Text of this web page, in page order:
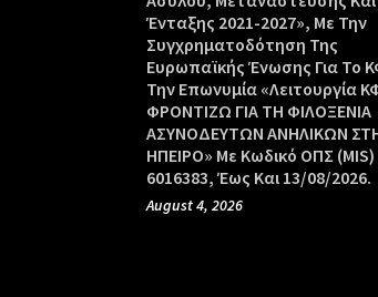
Ένταξης 2021-2027», Με Την
Συγχρηματοδότηση Της
Ευρωπαϊκής Ένωσης Για Το
Την Επωνυμία «Λειτουργία
ΦΡΟΝΤΙΖΩ ΓΙΑ ΤΗ ΦΙΛΟΞΕΝΙΑ
ΑΣΥΝΟΔΕΥΤΩΝ ΑΝΗΛΙΚΩΝ
ΗΠΕΙΡΟ» Με Κωδικό ΟΠΣ (MIS)
6016383, Έως Και 13/08/2026.
August 4, 2026